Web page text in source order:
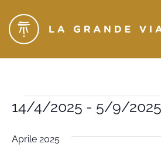
14/4/2025 - 5/9/2025
data.
Aprile 2025